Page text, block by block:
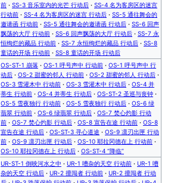
前 · SS-3 音乐室内的光芒 行动后 · SS-4 名为客房区的迷宫
行动前 · SS-4 名为客房区的迷宫 行动后 · SS-5 通往舞会的
邀请函 行动前 · SS-5 通往舞会的邀请函 行动后 · SS-6 回声
飘荡的大厅 行动前 · SS-6 回声飘荡的大厅 行动后 · SS-7 永
恒绚烂的藏品 行动前 · SS-7 永恒绚烂的藏品 行动后 · SS-8
童话的开场 行动前 · SS-8 童话的开场 行动后
OS-ST-1 崩落 · OS-1 呼号声中 行动前 · OS-1 呼号声中 行
动后 · OS-2 甜蜜的邻人 行动前 · OS-2 甜蜜的邻人 行动后 ·
OS-3 雪灌木中 行动前 · OS-3 雪灌木中 行动后 · OS-4 并
蒂生 行动前 · OS-4 并蒂生 行动后 · OS-ST-2 圣巡与丧钟 ·
OS-5 雪夜独行 行动前 · OS-5 雪夜独行 行动后 · OS-6 绿
翡翠 行动前 · OS-6 绿翡翠 行动后 · OS-7 焚心灼影 行动
前 · OS-7 焚心灼影 行动后 · OS-8 宣告在途 行动前 · OS-8
宣告在途 行动后 · OS-ST-3 寻心道途 · OS-9 凛刃出匣 行动
前 · OS-9 凛刃出匣 行动后 · OS-10 耶拉冈德在上 行动前 ·
OS-10 耶拉冈德在上 行动后 · OS-ST-4 “降临”
UR-ST-1 倒映河水之中 · UR-1 嘈杂的天空 行动前 · UR-1 嘈
杂的天空 行动后 · UR-2 擅闯者 行动前 · UR-2 擅闯者 行动